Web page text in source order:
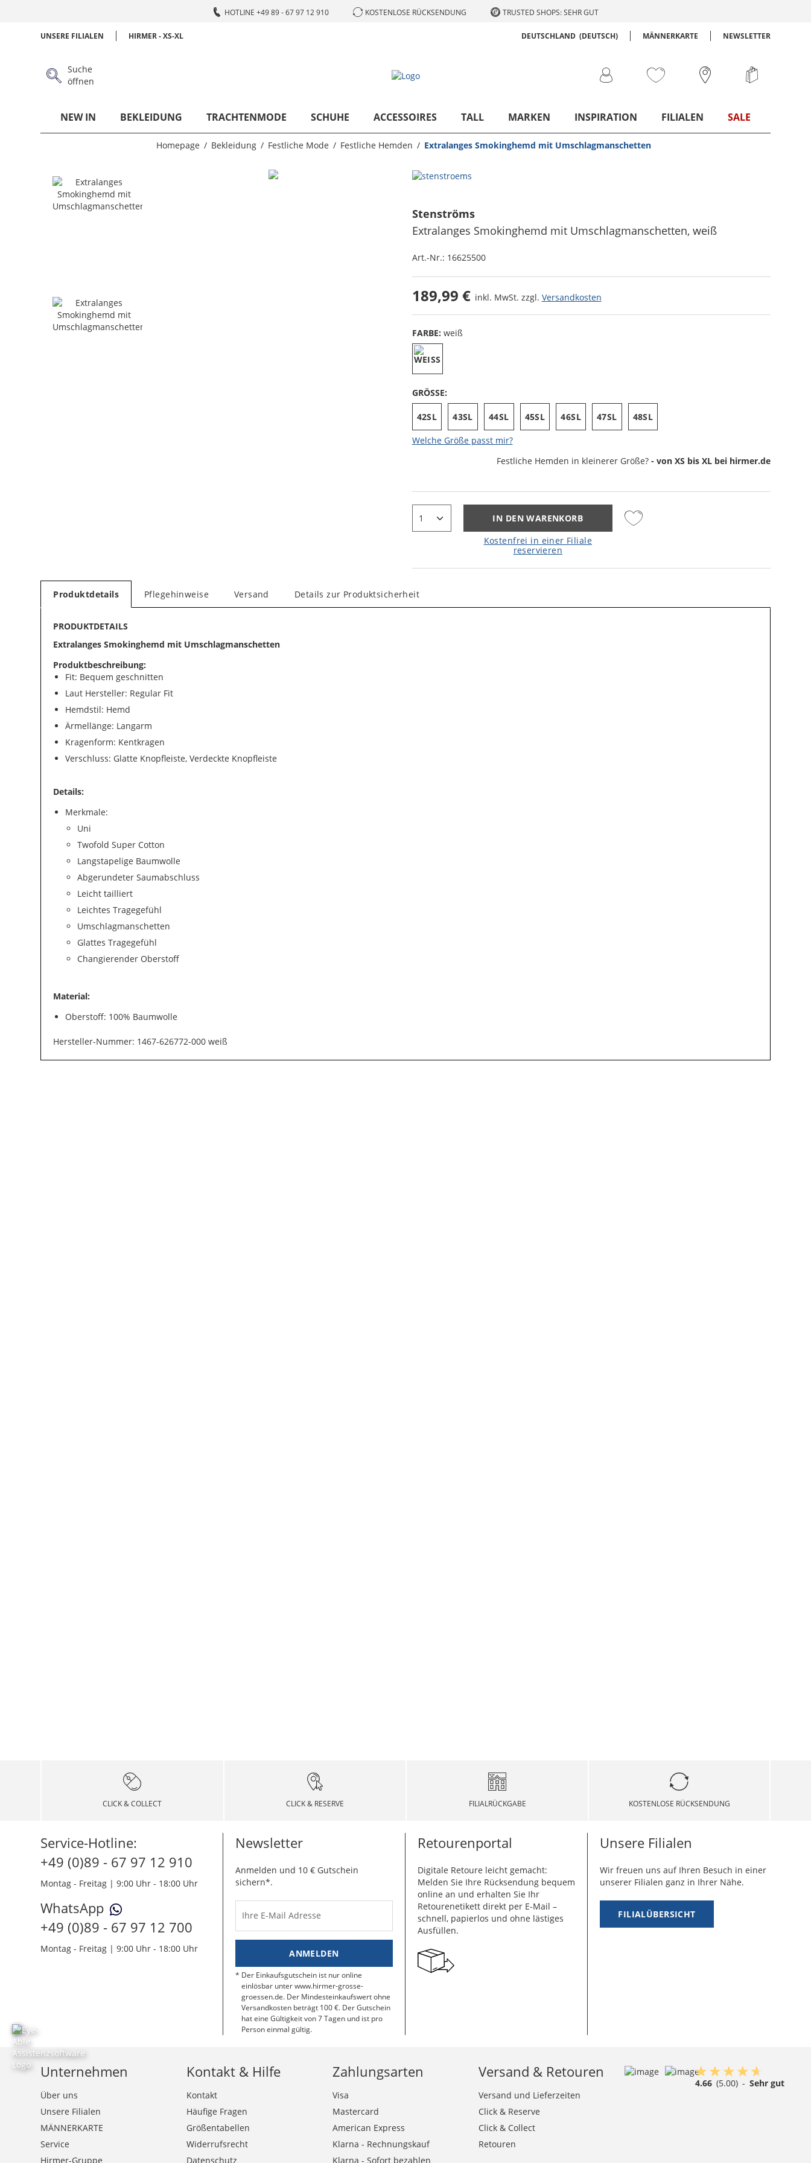
HOTLINE +49 89 - 67 97 12 910 KOSTENLOSE RÜCKSENDUNG TRUSTED SHOPS: SEHR GUT
UNSERE FILIALEN HIRMER - XS-XL DEUTSCHLAND (DEUTSCH) MÄNNERKARTE NEWSLETTER
Suche
öffnen
NEW IN BEKLEIDUNG TRACHTENMODE SCHUHE ACCESSOIRES TALL MARKEN INSPIRATION FILIALEN SALE
Homepage Bekleidung Festliche Mode Festliche Hemden Extralanges Smokinghemd mit Umschlagmanschetten
Stenströms
Extralanges Smokinghemd mit Umschlagmanschetten, weiß
Art.-Nr.: 16625500
189,99 € inkl. MwSt. zzgl. Versandkosten
FARBE: weiß
GRÖSSE:
42SL 43SL 44SL 45SL 46SL 47SL 48SL
Welche Größe passt mir?
Festliche Hemden in kleinerer Größe? - von XS bis XL bei hirmer.de
IN DEN WARENKORB
Kostenfrei in einer Filiale
reservieren
Produktdetails Pflegehinweise Versand Details zur Produktsicherheit
PRODUKTDETAILS
Extralanges Smokinghemd mit Umschlagmanschetten
Produktbeschreibung:
Fit: Bequem geschnitten
Laut Hersteller: Regular Fit
Hemdstil: Hemd
Ärmellänge: Langarm
Kragenform: Kentkragen
Verschluss: Glatte Knopfleiste, Verdeckte Knopfleiste
Details:
Merkmale:
Uni
Twofold Super Cotton
Langstapelige Baumwolle
Abgerundeter Saumabschluss
Leicht tailliert
Leichtes Tragegefühl
Umschlagmanschetten
Glattes Tragegefühl
Changierender Oberstoff
Material:
Oberstoff: 100% Baumwolle
Hersteller-Nummer: 1467-626772-000 weiß
CLICK & COLLECT CLICK & RESERVE FILIALRÜCKGABE KOSTENLOSE RÜCKSENDUNG
Service-Hotline:
+49 (0)89 - 67 97 12 910
Montag - Freitag | 9:00 Uhr - 18:00 Uhr
WhatsApp
+49 (0)89 - 67 97 12 700
Montag - Freitag | 9:00 Uhr - 18:00 Uhr
Newsletter
Anmelden und 10 € Gutschein
sichern*.
Ihre E-Mail Adresse
ANMELDEN
Der Einkaufsgutschein ist nur online
einlösbar unter www.hirmer-grosse-
groessen.de. Der Mindesteinkaufswert ohne
Versandkosten beträgt 100 €. Der Gutschein
hat eine Gültigkeit von 7 Tagen und ist pro
Person einmal gültig.
Retourenportal
Digitale Retoure leicht gemacht:
Melden Sie Ihre Rücksendung bequem
online an und erhalten Sie Ihr
Retourenetikett direkt per E-Mail –
schnell, papierlos und ohne lästiges
Ausfüllen.
Unsere Filialen
Wir freuen uns auf Ihren Besuch in einer
unserer Filialen ganz in Ihrer Nähe.
FILIALÜBERSICHT
Unternehmen
Über uns
Unsere Filialen
MÄNNERKARTE
Service
Hirmer-Gruppe
Kontakt & Hilfe
Kontakt
Häufige Fragen
Größentabellen
Widerrufsrecht
Datenschutz
Zahlungsarten
Visa
Mastercard
American Express
Klarna - Rechnungskauf
Klarna - Sofort bezahlen
Versand & Retouren
Versand und Lieferzeiten
Click & Reserve
Click & Collect
Retouren
4.66 (5.00) - Sehr gut